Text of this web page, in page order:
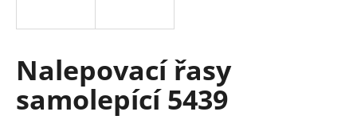
Nalepovací řasy
samolepící 5439
í
t
?